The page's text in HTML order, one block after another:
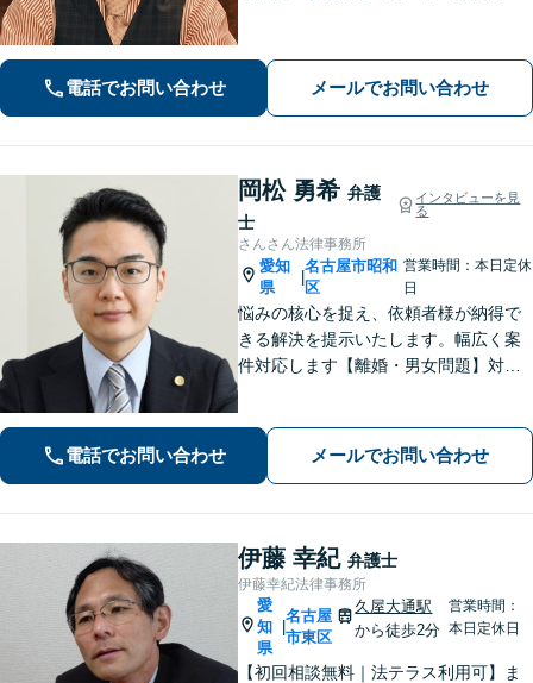
い】不動産は高額な財産が関わる問
題。関連士業と連携し、円滑な解決を
目指します
電話でお問い合わせ メールでお問い合わせ
岡松 勇希 弁護
士
インタビューを見
る
さんさん法律事務所
愛知
県
|
名古屋市昭和
区
営業時間：本日定休
日
悩みの核心を捉え、依頼者様が納得で
きる解決を提示いたします。幅広く案
件対応します【離婚・男女問題】対応
業展開できるよう、法律家の視点でサ
ポートします！【御器所駅／桜山駅徒
電話でお問い合わせ メールでお問い合わせ
伊藤 幸紀 弁護士
伊藤幸紀法律事務所
愛
知
県
|
名古屋
市東区
久屋大通駅
から徒歩2分
営業時間：
本日定休日
【初回相談無料｜法テラス利用可】ま